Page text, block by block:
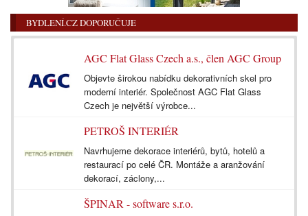
BYDLENÍ.CZ DOPORUČUJE
AGC Flat Glass Czech a.s., člen AGC Group
Objevte širokou nabídku dekorativních skel pro
moderní interiér. Společnost AGC Flat Glass
Czech je největší výrobce...
PETROŠ INTERIÉR
Navrhujeme dekorace interiérů, bytů, hotelů a
restaurací po celé ČR. Montáže a aranžování
dekorací, záclony,...
ŠPINAR - software s.r.o.